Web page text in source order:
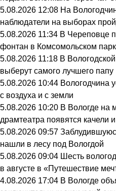
5.08.2026 12:08 На
наблюдатели на выборах
5.08.2026 11:34 В Череповце
фонтан в Комсомольском
5.08.2026 11:18 В
выберут самого лучшего папу
5.08.2026 10:44 Вологодчина
с воздуха и с земли
5.08.2026 10:20 В Вологде на
драмтеатра появятся качели
5.08.2026 09:57
нашли в лесу под Вологдой
5.08.2026 09:04 Шесть
в августе в «Путешествие
4.08.2026 17:04 В Вологде